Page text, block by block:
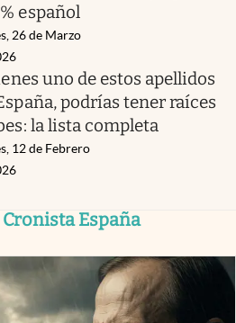
español
26 de Marzo
uno de estos apellidos
podrías tener raíces
la lista completa
12 de Febrero
España